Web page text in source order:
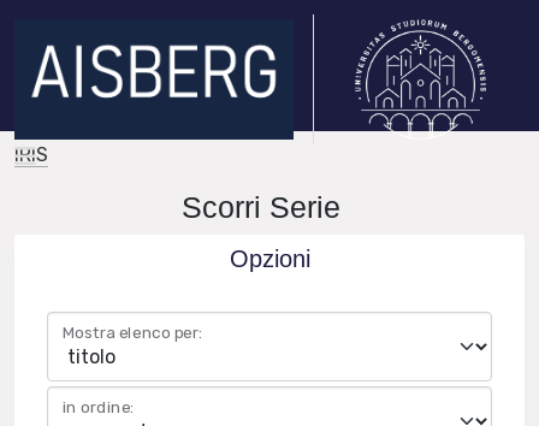
IRIS
Scorri Serie
Opzioni
Mostra elenco per:
in ordine: